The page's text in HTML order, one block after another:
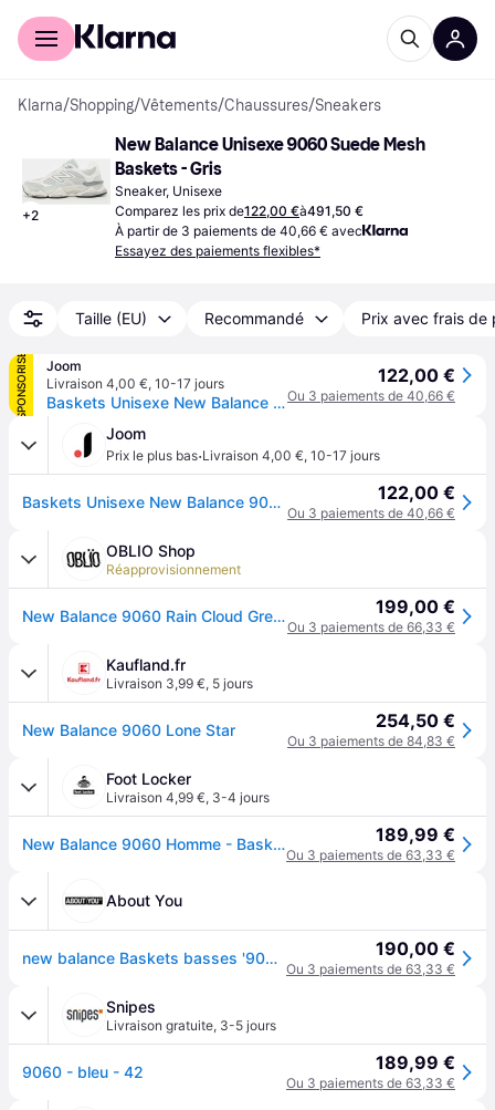
Acheter avec Klarna
Klarna/Shopping/Vêtements/Chaussures/Sneakers
+2
New Balance Unisexe 9060 Suede Mesh
Baskets - Gris
Sneaker, Unisexe
Comparez les prix de122,00 €à491,50 €
À partir de 3 paiements de 40,66 € avec
Essayez des paiements flexibles*
Taille (EU) Recommandé Prix avec frais de
SPONSORISÉ
Joom
Livraison 4,00 €, 10-17 jours
Baskets Unisexe New Balance 9060 Raincloud Gris Nuage de Pluie Castlerock U9060GRY 41.5
122,00 €
Ou 3 paiements de 40,66 €
Joom
Prix le plus bas·Livraison 4,00 €, 10-17 jours
Baskets Unisexe New Balance 9060 Raincloud Gris Nuage de Pluie Castlerock U9060GRY 41.5 122,00 €
Ou 3 paiements de 40,66 €
OBLIO Shop
Réapprovisionnement
New Balance 9060 Rain Cloud Grey - 44.5 199,00 €
Ou 3 paiements de 66,33 €
Kaufland.fr
Livraison 3,99 €, 5 jours
New Balance 9060 Lone Star 254,50 €
Ou 3 paiements de 84,83 €
Foot Locker
Livraison 4,99 €, 3-4 jours
New Balance 9060 Homme - Baskets, Gris - Pointure 43 - Cuir - Grey 189,99 €
Ou 3 paiements de 63,33 €
About You
new balance Baskets basses '9060' mastic / gris 190,00 €
Ou 3 paiements de 63,33 €
Snipes
Livraison gratuite, 3-5 jours
9060 - bleu - 42 189,99 €
Ou 3 paiements de 63,33 €